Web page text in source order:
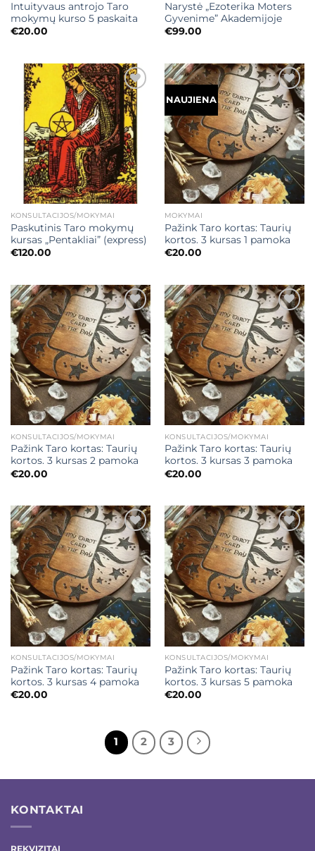
Intuityvaus antrojo Taro
mokymų kurso 5 paskaita
€20.00
Narystė „Ezoterika Moters
Gyvenime” Akademijoje
€99.00
Mėgstamiausias
KONSULTACIJOS/MOKYMAI
Paskutinis Taro mokymų
kursas „Pentakliai” (express)
€120.00
NAUJIENA Mėgstamiausias
MOKYMAI
Pažink Taro kortas: Taurių
kortos. 3 kursas 1 pamoka
€20.00
Mėgstamiausias
KONSULTACIJOS/MOKYMAI
Pažink Taro kortas: Taurių
kortos. 3 kursas 2 pamoka
€20.00
Mėgstamiausias
KONSULTACIJOS/MOKYMAI
Pažink Taro kortas: Taurių
kortos. 3 kursas 3 pamoka
€20.00
Mėgstamiausias
KONSULTACIJOS/MOKYMAI
Pažink Taro kortas: Taurių
kortos. 3 kursas 4 pamoka
€20.00
Mėgstamiausias
KONSULTACIJOS/MOKYMAI
Pažink Taro kortas: Taurių
kortos. 3 kursas 5 pamoka
€20.00
1 2 3
KONTAKTAI
REKVIZITAI